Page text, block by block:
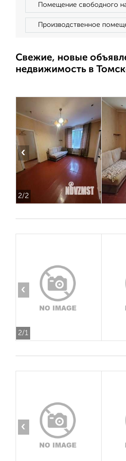
Помещение свободного
Производственное
Свежие, новые
недвижимость в
2/2
‹
2/1
‹
‹